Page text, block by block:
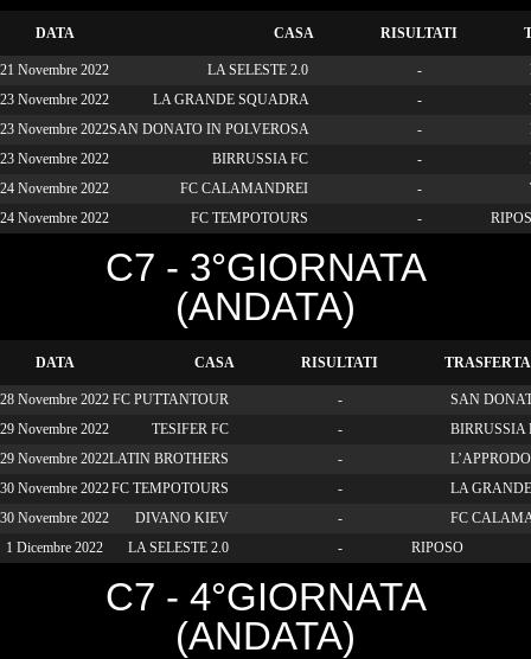
DATA CASA RISULTATI
21 Novembre 2022 LA SELESTE 2.0 -
23 Novembre 2022
LA GRANDE SQUADRA -
23 Novembre 2022SAN DONATO IN POLVEROSA -
23 Novembre 2022
BIRRUSSIA FC -
24 Novembre 2022
FC CALAMANDREI -
24 Novembre 2022
FC TEMPOTOURS -
C7 - 3°GIORNATA
(ANDATA)
DATA CASA RISULTATI TRASFERTA
28 Novembre 2022 FC PUTTANTOUR -
SAN
29 Novembre 2022
TESIFER FC -
BIRRUSSIA
29 Novembre 2022LATIN BROTHERS -
30 Novembre 2022FC TEMPOTOURS -
LA
30 Novembre 2022
DIVANO KIEV -
FC
1 Dicembre 2022
LA SELESTE 2.0 - RIPOSO
C7 - 4°GIORNATA
(ANDATA)